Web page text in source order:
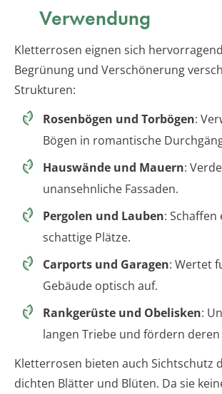
Verwendung
Kletterrosen eignen sich
Begrünung und Verschönerung
Strukturen:
Rosenbögen und Torbögen:
Bögen in romantische
Hauswände und Mauern:
unansehnliche Fassaden.
Pergolen und Lauben: Schaffen
schattige Plätze.
Carports und Garagen: Wertet
Gebäude optisch auf.
Rankgerüste und Obelisken:
langen Triebe und fördern deren
Kletterrosen bieten auch Sichtschutz
dichten Blätter und Blüten. Da sie